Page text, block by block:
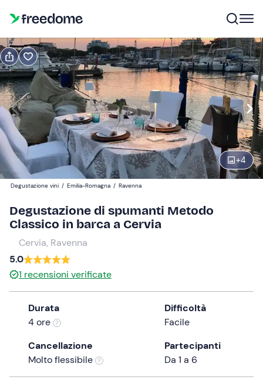
+4
Prenota Regala
Navigate
forward
to
interact
with
the
calendar
and
select
date.
Press
the
question
mark
keyboard
Modifica
18:00 Modifica
Partecipanti
100 €
1
Degustazione vini / Emilia-Romagna / Ravenna
Degustazione di spumanti Metodo
Classico in barca a Cervia
Cervia, Ravenna
5.0
1 recensioni verificate
Durata
4 ore
Difficoltà
Facile
Cancellazione
Molto flessibile
Partecipanti
Da 1 a 6